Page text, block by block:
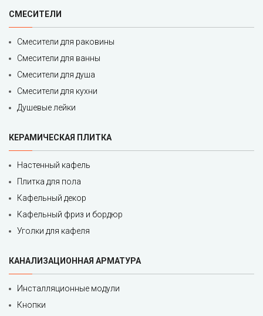
СМЕСИТЕЛИ
Смесители для раковины
Смесители для ванны
Смесители для душа
Смесители для кухни
Душевые лейки
КЕРАМИЧЕСКАЯ ПЛИТКА
Настенный кафель
Плитка для пола
Кафельный декор
Кафельный фриз и бордюр
Уголки для кафеля
КАНАЛИЗАЦИОННАЯ АРМАТУРА
Инсталляционные модули
Кнопки